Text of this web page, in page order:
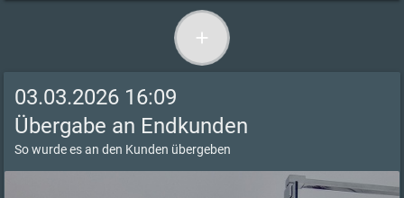
add
03.03.2026 16:09
Übergabe an Endkunden
So wurde es an den Kunden übergeben